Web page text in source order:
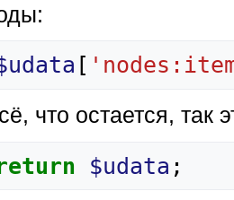
[
что остается, так
$udata ;